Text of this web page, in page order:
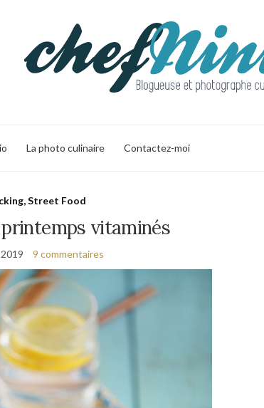
La photo culinaire Contactez-moi
Street Food
vitaminés
9 commentaires